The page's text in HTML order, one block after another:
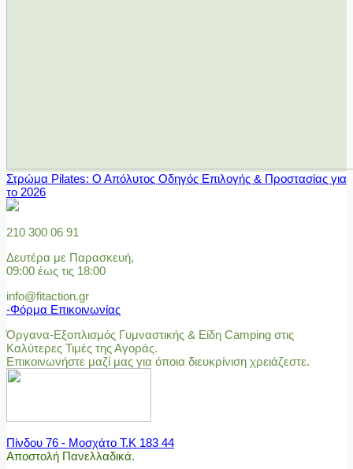
Στρώμα Pilates: Ο Απόλυτος Οδηγός Επιλογής & Προστασίας για
το 2026
210 300 06 91
Δευτέρα με Παρασκευή,
09:00 έως τις 18:00
info@fitaction.gr
-Φόρμα Επικοινωνίας
Όργανα-Εξοπλισμός Γυμναστικής & Είδη Camping στις
Καλύτερες Τιμές της Αγοράς.
Επικοινωνήστε μαζί μας για όποια διευκρίνιση χρειάζεστε.
Πίνδου 76 - Μοσχάτο Τ.Κ 183 44
Αποστολή Πανελλαδικά.